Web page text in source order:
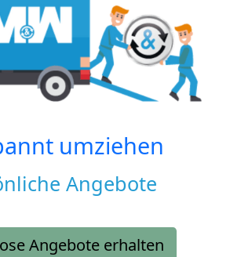
umziehen
Angebote
Angebote erhalten